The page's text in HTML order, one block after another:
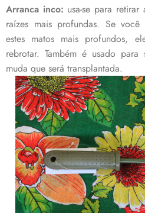
Arranca inco: usa-se para
raízes mais profundas. Se
estes matos mais profundos,
rebrotar. Também é usado
muda que será transplantada.